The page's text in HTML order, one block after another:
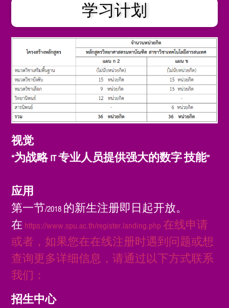
学习计划
视觉
“为战略 IT 专业人员提供强大的数字技能”
应用
第一节/2018 的新生注册即日起开放。
在https://www.spu.ac.th/register.landing.php 在线申请
或者，如果您在在线注册时遇到问题或想
查询更多详细信息，请通过以下方式联系
我们：
招生中心